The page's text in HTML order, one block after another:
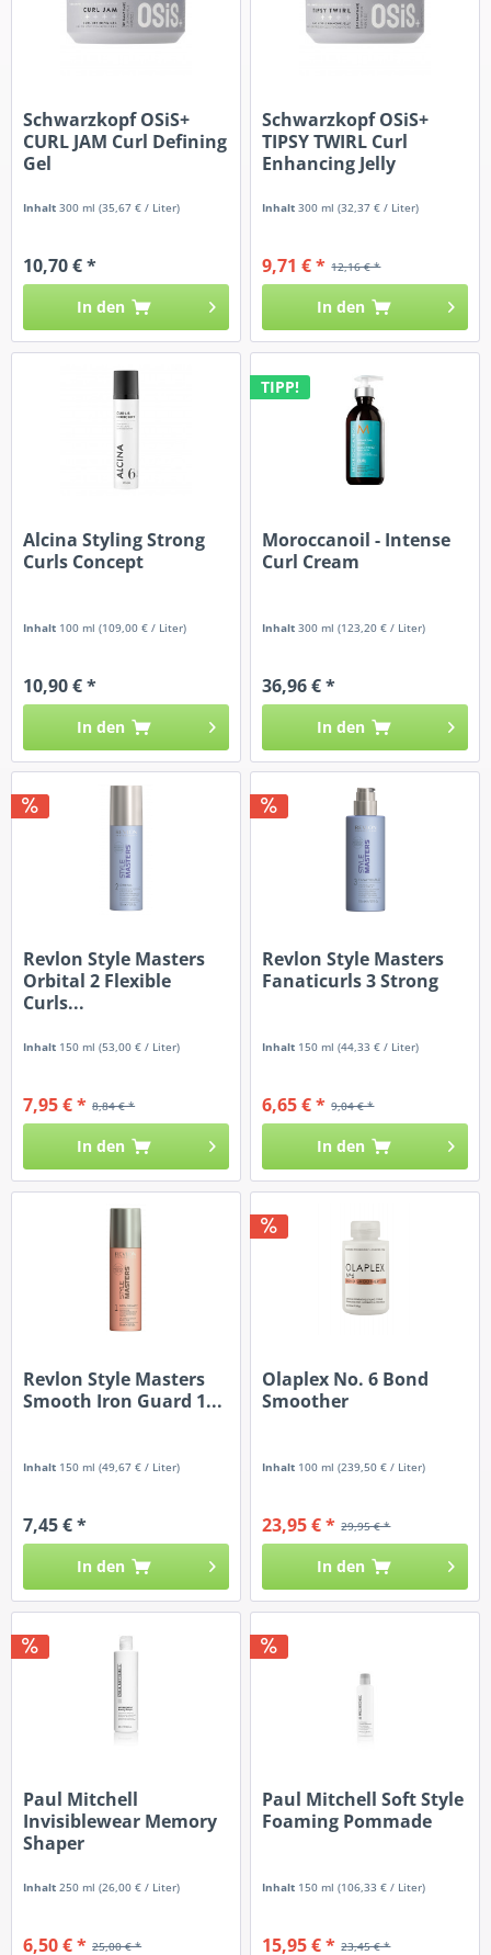
Schwarzkopf OSiS+
CURL JAM Curl Defining
Gel
Inhalt300 ml(35,67 € / Liter)
10,70 € *
In den
Schwarzkopf OSiS+
TIPSY TWIRL Curl
Enhancing Jelly
Inhalt300 ml(32,37 € / Liter)
12,16 € *
9,71 € *
In den
Alcina Styling Strong
Curls Concept
Inhalt 100 ml(109,00 € / Liter)
10,90 € *
In den
TIPP!
Moroccanoil - Intense
Curl Cream
Inhalt300 ml(123,20 € / Liter)
36,96 € *
In den
Revlon Style Masters
Orbital 2 Flexible
Curls...
Inhalt 150 ml(53,00 € / Liter)
8,84 € *
7,95 € *
In den
Revlon Style Masters
Fanaticurls 3 Strong
Inhalt 150 ml(44,33 € / Liter)
9,04 € *
6,65 € *
In den
Revlon Style Masters
Smooth Iron Guard 1...
Inhalt 150 ml(49,67 € / Liter)
7,45 € *
In den
Olaplex No. 6 Bond
Smoother
Inhalt 100 ml(239,50 € / Liter)
29,95 € *
23,95 € *
In den
Paul Mitchell
Invisiblewear Memory
Shaper
Inhalt250 ml(26,00 € / Liter)
25,00 € *
6,50 € *
Paul Mitchell Soft Style
Foaming Pommade
Inhalt 150 ml(106,33 € / Liter)
23,45 € *
15,95 € *